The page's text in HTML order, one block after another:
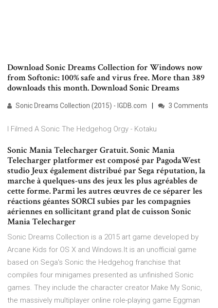
Download Sonic Dreams Collection for Windows now
from Softonic: 100% safe and virus free. More than 389
downloads this month. Download Sonic Dreams
Sonic Dreams Collection (2015) - IGDB.com 3 Comments
I Filmed A Sonic The Hedgehog Orgy - Kotaku
Sonic Mania Telecharger Gratuit. Sonic Mania
Telecharger platformer est composé par PagodaWest
studio Jeux également distribué par Sega réputation, la
marche à quelques-uns des jeux les plus agréables de
cette forme. Parmi les autres œuvres de ce séparer les
réactions géantes SORCI subies par les compagnies
aériennes en sollicitant grand plat de cuisson Sonic
Mania Telecharger
Sonic Dreams Collection is a 2015 art game developed by
Arcane Kids for OS X and Windows.It is an unofficial game
based on Sega's Sonic the Hedgehog franchise that
compiles four minigames presented as unfinished Sonic
games. They include the character creator Make My Sonic,
the massively multiplayer online role-playing game Eggman